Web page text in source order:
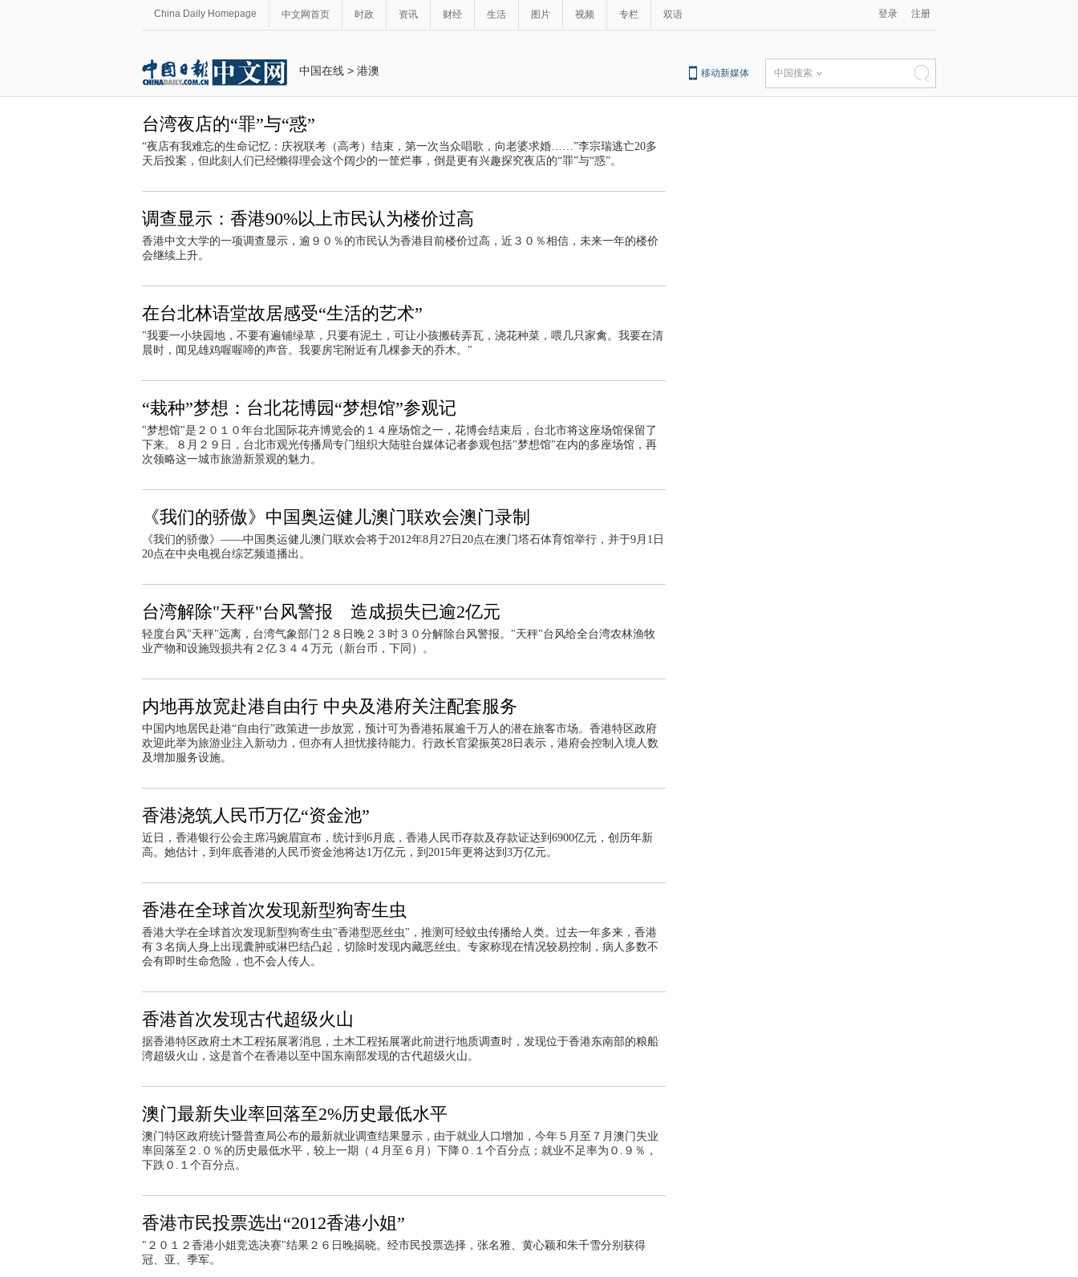
China Daily Homepage 中文网首页 时政 资讯 财经 生活 图片 视频 专栏 双语 登录 注册
中国在线 > 港澳 移动新媒体 中国搜索
台湾夜店的“罪”与“惑”
“夜店有我难忘的生命记忆：庆祝联考（高考）结束，第一次当众唱歌，向老婆求婚……”李宗瑞逃亡20多
天后投案，但此刻人们已经懒得理会这个阔少的一筐烂事，倒是更有兴趣探究夜店的“罪”与“惑”。
调查显示：香港90%以上市民认为楼价过高
香港中文大学的一项调查显示，逾９０％的市民认为香港目前楼价过高，近３０％相信，未来一年的楼价
会继续上升。
在台北林语堂故居感受“生活的艺术”
"我要一小块园地，不要有遍铺绿草，只要有泥土，可让小孩搬砖弄瓦，浇花种菜，喂几只家禽。我要在清
晨时，闻见雄鸡喔喔啼的声音。我要房宅附近有几棵参天的乔木。"
“栽种”梦想：台北花博园“梦想馆”参观记
"梦想馆"是２０１０年台北国际花卉博览会的１４座场馆之一，花博会结束后，台北市将这座场馆保留了
下来。８月２９日，台北市观光传播局专门组织大陆驻台媒体记者参观包括"梦想馆"在内的多座场馆，再
次领略这一城市旅游新景观的魅力。
《我们的骄傲》中国奥运健儿澳门联欢会澳门录制
《我们的骄傲》——中国奥运健儿澳门联欢会将于2012年8月27日20点在澳门塔石体育馆举行，并于9月1日
20点在中央电视台综艺频道播出。
台湾解除"天秤"台风警报 造成损失已逾2亿元
轻度台风"天秤"远离，台湾气象部门２８日晚２３时３０分解除台风警报。"天秤"台风给全台湾农林渔牧
业产物和设施毁损共有２亿３４４万元（新台币，下同）。
内地再放宽赴港自由行 中央及港府关注配套服务
中国内地居民赴港“自由行”政策进一步放宽，预计可为香港拓展逾千万人的潜在旅客市场。香港特区政府
欢迎此举为旅游业注入新动力，但亦有人担忧接待能力。行政长官梁振英28日表示，港府会控制入境人数
及增加服务设施。
香港浇筑人民币万亿“资金池”
近日，香港银行公会主席冯婉眉宣布，统计到6月底，香港人民币存款及存款证达到6900亿元，创历年新
高。她估计，到年底香港的人民币资金池将达1万亿元，到2015年更将达到3万亿元。
香港在全球首次发现新型狗寄生虫
香港大学在全球首次发现新型狗寄生虫"香港型恶丝虫"，推测可经蚊虫传播给人类。过去一年多来，香港
有３名病人身上出现囊肿或淋巴结凸起，切除时发现内藏恶丝虫。专家称现在情况较易控制，病人多数不
会有即时生命危险，也不会人传人。
香港首次发现古代超级火山
据香港特区政府土木工程拓展署消息，土木工程拓展署此前进行地质调查时，发现位于香港东南部的粮船
湾超级火山，这是首个在香港以至中国东南部发现的古代超级火山。
澳门最新失业率回落至2%历史最低水平
澳门特区政府统计暨普查局公布的最新就业调查结果显示，由于就业人口增加，今年５月至７月澳门失业
率回落至２.０％的历史最低水平，较上一期（４月至６月）下降０.１个百分点；就业不足率为０.９％，
下跌０.１个百分点。
香港市民投票选出“2012香港小姐”
"２０１２香港小姐竞选决赛"结果２６日晚揭晓。经市民投票选择，张名雅、黄心颖和朱千雪分别获得
冠、亚、季军。